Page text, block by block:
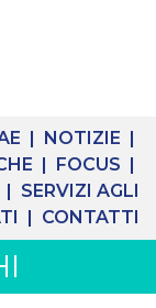
| NOTIZIE |
| FOCUS |
| SERVIZI AGLI
| CONTATTI